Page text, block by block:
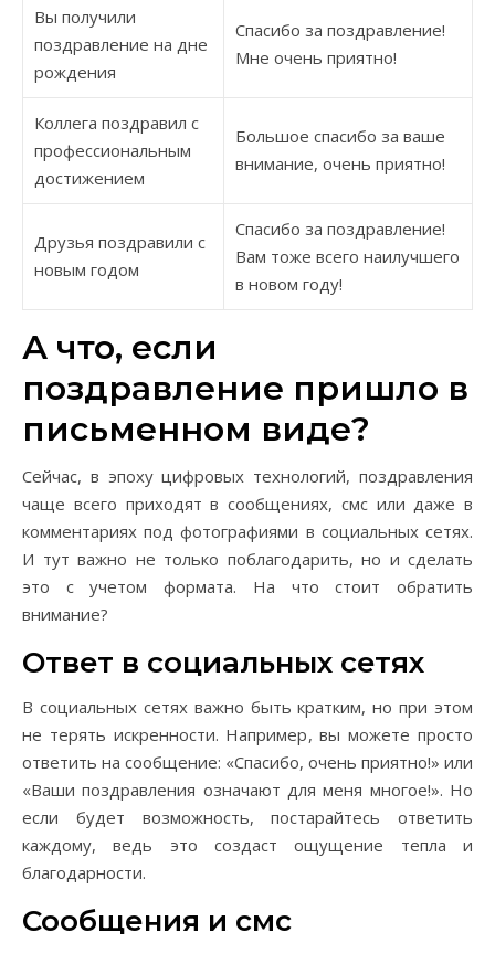
Вы получили
поздравление на дне
рождения
Спасибо за поздравление!
Мне очень приятно!
Коллега поздравил с
профессиональным
достижением
Большое спасибо за ваше
внимание, очень приятно!
Друзья поздравили с
новым годом
Спасибо за поздравление!
Вам тоже всего наилучшего
в новом году!
А что, если
поздравление пришло в
письменном виде?
Сейчас, в эпоху цифровых технологий, поздравления
чаще всего приходят в сообщениях, смс или даже в
комментариях под фотографиями в социальных сетях.
И тут важно не только поблагодарить, но и сделать
это с учетом формата. На что стоит обратить
внимание?
Ответ в социальных сетях
В социальных сетях важно быть кратким, но при этом
не терять искренности. Например, вы можете просто
ответить на сообщение: «Спасибо, очень приятно!» или
«Ваши поздравления означают для меня многое!». Но
если будет возможность, постарайтесь ответить
каждому, ведь это создаст ощущение тепла и
благодарности.
Сообщения и смс